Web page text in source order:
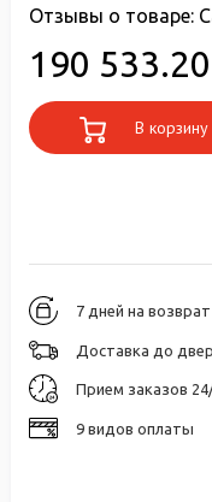
Отзывы о товаре:
190
В корзину
7 дней на
Доставка до
Прием заказов
9 видов оплаты